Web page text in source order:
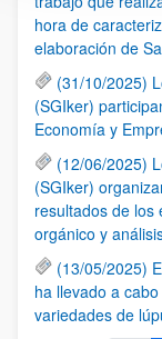
hora de
elaboración de
(31/10/2025)
(SGIker)
Economía y
(12/06/2025)
(SGIker)
resultados de los
orgánico y
(13/05/2025)
ha llevado a
variedades de